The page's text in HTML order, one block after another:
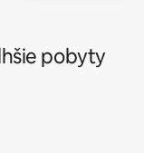
pobyty